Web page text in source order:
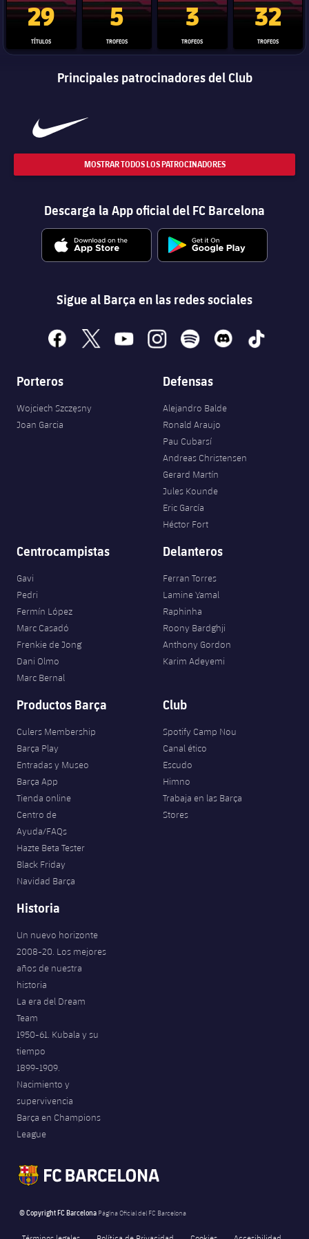
Jugadores
Calendario
Resultados
Clasificaciones
Fotos
Noticias
Voleibol masculino
Voleibol femenino
Apúntate a las amateurs
plusicon
más
Apúntate a las amateurs
PLUSICON
MÁS
VALORANT Rising
VALORANT Game Changers
29
TÍTULOS
5
TROFEOS
3
TROFEOS
32
TROFEOS
Principales patrocinadores del Club
MOSTRAR TODOS LOS PATROCINADORES
Descarga la App oficial del FC Barcelona
Sigue al Barça en las redes sociales
facebook
x youtubeinstagramspotify discord tiktok
Porteros
Wojciech Szczęsny
Joan Garcia
Defensas
Alejandro Balde
Ronald Araujo
Pau Cubarsí
Andreas Christensen
Gerard Martín
Jules Kounde
Eric García
Héctor Fort
Centrocampistas
Gavi
Pedri
Fermín López
Marc Casadó
Frenkie de Jong
Dani Olmo
Marc Bernal
Delanteros
Ferran Torres
Lamine Yamal
Raphinha
Roony Bardghji
Anthony Gordon
Karim Adeyemi
Productos Barça
Culers Membership
Barça Play
Entradas y Museo
Barça App
Tienda online
Centro de
Ayuda/FAQs
Hazte Beta Tester
Black Friday
Navidad Barça
Club
Spotify Camp Nou
Canal ético
Escudo
Himno
Trabaja en las Barça
Stores
Historia
Un nuevo horizonte
2008-20. Los mejores
años de nuestra
historia
La era del Dream
Team
1950-61. Kubala y su
tiempo
1899-1909.
Nacimiento y
supervivencia
Barça en Champions
League
© Copyright FC Barcelona Página Oficial del FC Barcelona